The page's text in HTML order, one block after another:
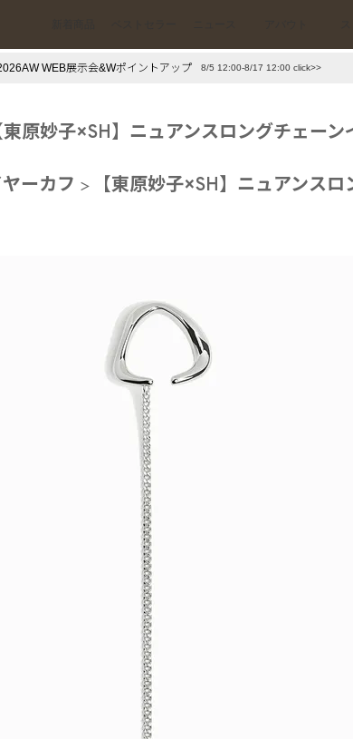
勤パールアクセ） ＃写真映えアクセ
WEB展示会&Wポイントアップ 8/5 12:00-8/17 12:00 click>>
東原妙子×SH】ニュアンスロングチェー
ーカフ
【東原妙子×SH】ニュアンス